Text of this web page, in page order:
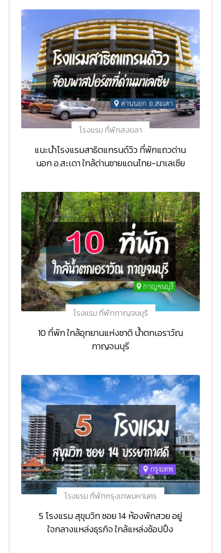
โรงแรม ที่พักสงขลา
แนะนำโรงแรมสาธิตแกรนด์วิว ที่พักแถวด่าน
นอก อ.สะเดา ใกล้ด่านชายแดนไทย-มาเลเซีย
โรงแรม ที่พักกาญจนบุรี
10 ที่พัก ใกล้อุทยานแห่งชาติ น้ำตกเอราวัณ
กาญจนบุรี
โรงแรม ที่พักกรุงเทพมหานคร
5 โรงแรม สุขุมวิท ซอย 14 ห้องพักสวย อยู่
ใจกลางแหล่งธุรกิจ ใกล้แหล่งช้อปปิ้ง